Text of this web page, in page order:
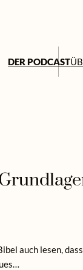
DER PODCAST
auch lesen,